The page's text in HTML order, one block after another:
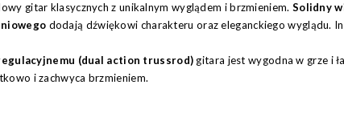
gitar klasycznych z unikalnym wyglądem i brzmieniem. Solidny
dodają dźwiękowi charakteru oraz eleganckiego wyglądu.
(dual action trussrod) gitara jest wygodna w grze i
i zachwyca brzmieniem.